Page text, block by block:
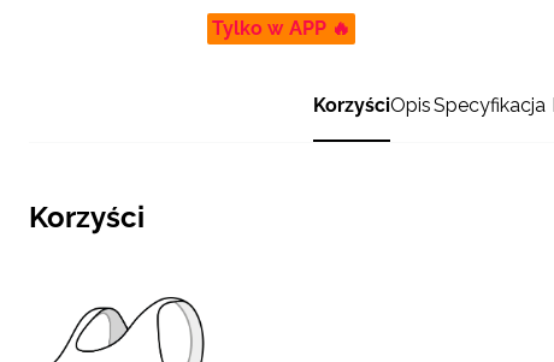
Tylko w APP 🔥
KorzyściOpisSpecyfikacja
Korzyści